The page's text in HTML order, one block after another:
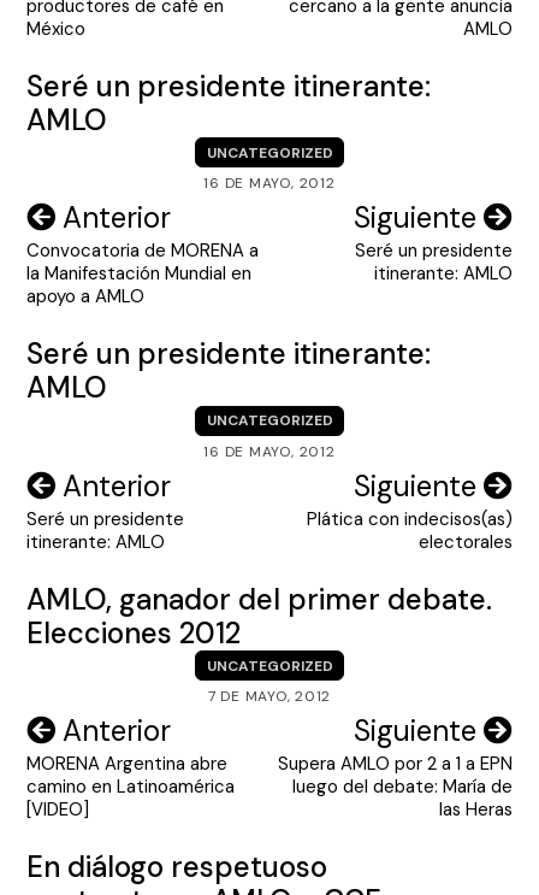
entradas
productores de café en
México
cercano a la gente anuncia
AMLO
Seré un presidente itinerante:
AMLO
UNCATEGORIZED
16 DE MAYO, 2012
Navegación
de
entradas
Anterior
Convocatoria de MORENA a
la Manifestación Mundial en
apoyo a AMLO
Siguiente
Seré un presidente
itinerante: AMLO
Seré un presidente itinerante:
AMLO
UNCATEGORIZED
16 DE MAYO, 2012
Navegación
de
Anterior
Seré un presidente
itinerante: AMLO
Siguiente
Plática con indecisos(as)
electorales
AMLO, ganador del primer debate.
Elecciones 2012
UNCATEGORIZED
7 DE MAYO, 2012
Navegación
de
entradas
Anterior
MORENA Argentina abre
camino en Latinoamérica
[VIDEO]
Siguiente
Supera AMLO por 2 a 1 a EPN
luego del debate: María de
las Heras
En diálogo respetuoso